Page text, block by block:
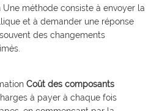
Une méthode consiste à envoyer la
et à demander une réponse
des changements
Coût des composants
à payer à chaque fois